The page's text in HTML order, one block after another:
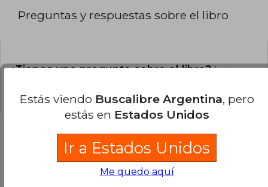
Preguntas y respuestas sobre el libro
¿Tienes una pregunta sobre el libro?Inicia
Opiniones sobre Buscalibre
Estás viendo Buscalibre Argentina, pero
estás en Estados Unidos
Ir a Estados Unidos
Me quedo aquí